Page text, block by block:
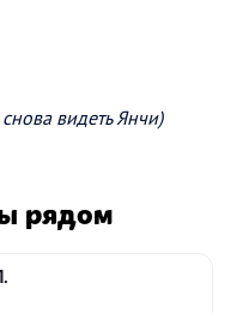
видеть Янчи)
рядом